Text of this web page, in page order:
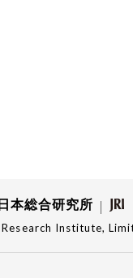
本総合研究所
Research Institute,